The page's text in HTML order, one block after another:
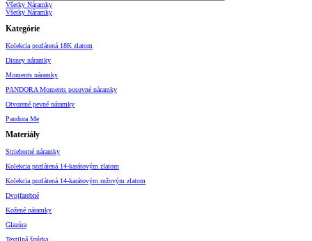
Všetky Náramky
Všetky Náramky
Kategórie
Kolekcia pozlátená 18K zlatom
Disney náramky
Moments náramky
PANDORA Moments posuvné náramky
Otvorené pevné náramky
Pandora Me
Materiály
Strieborné náramky
Kolekcia pozlátená 14-karátovým zlatom
Kolekcia pozlátená 14-karátovým ružovým zlatom
Dvojfarebné
Kožené náramky
Glazúra
Textilná šnúrka